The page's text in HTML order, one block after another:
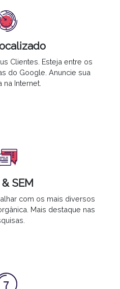
Clientes . Esteja entre os
do Google. Anuncie sua
na Internet.
& SEM
com os mais diversos
Mais destaque nas